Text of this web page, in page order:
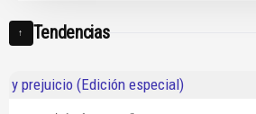
↑ Tendencias